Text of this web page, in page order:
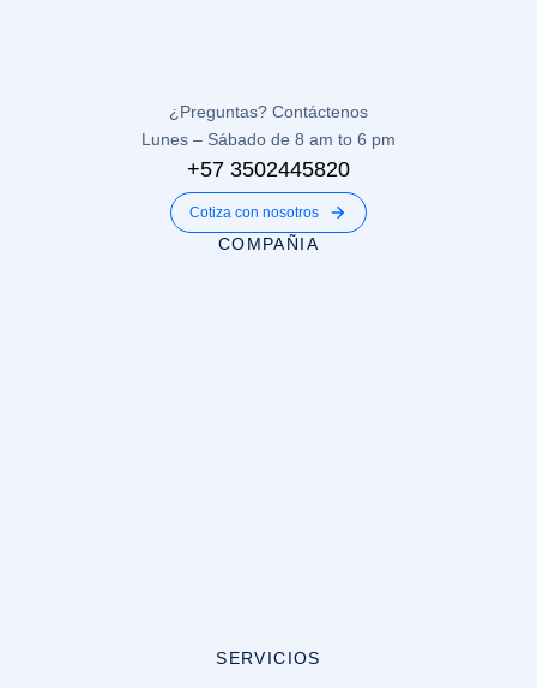
¿Preguntas? Contáctenos
Lunes – Sábado de 8 am to 6 pm
+57 3502445820
Cotiza con nosotros
COMPAÑIA
SERVICIOS